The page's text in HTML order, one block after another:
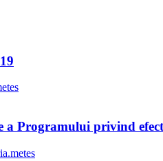
Programului privind